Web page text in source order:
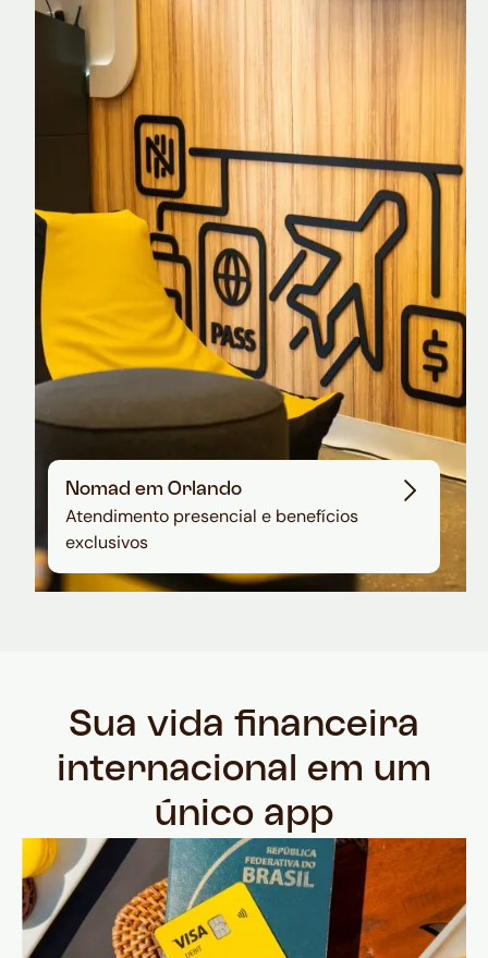
Nomad Explorer
Cartão de crédito brasileiro com cashback
em dólar
Nomad em Orlando
Atendimento presencial e benefícios
exclusivos
Sua vida financeira
internacional em um
único app